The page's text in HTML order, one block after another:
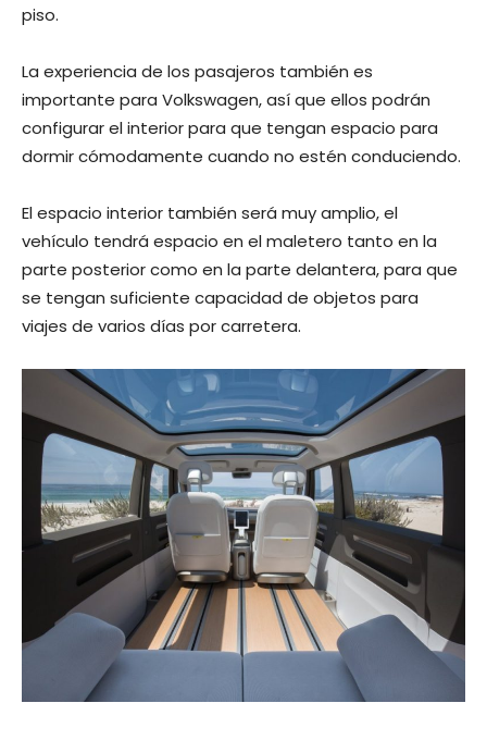
piso.
La experiencia de los pasajeros también es
importante para Volkswagen, así que ellos podrán
configurar el interior para que tengan espacio para
dormir cómodamente cuando no estén conduciendo.
El espacio interior también será muy amplio, el
vehículo tendrá espacio en el maletero tanto en la
parte posterior como en la parte delantera, para que
se tengan suficiente capacidad de objetos para
viajes de varios días por carretera.